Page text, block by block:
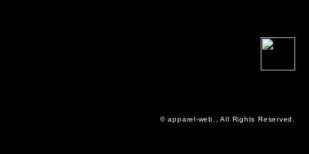
© apparel-web., All Rights Reserved.